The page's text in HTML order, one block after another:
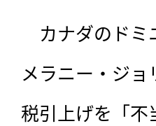
カナダのドミ
メラニー・ジ
税引上げを「